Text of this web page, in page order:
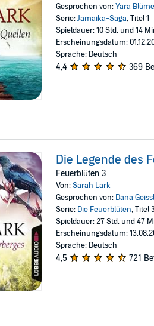
Gesprochen von:Yara
Serie:Jamaika-Saga, Titel 1
Spieldauer: 10 Std. und 14
Erscheinungsdatum:
Sprache: Deutsch
4,4 369
Die Legende des
Feuerblüten 3
Von:Sarah Lark
Gesprochen von: Dana
Serie: Die Feuerblüten, Titel
Spieldauer: 27 Std. und 47
Erscheinungsdatum:
Sprache: Deutsch
4,5 721